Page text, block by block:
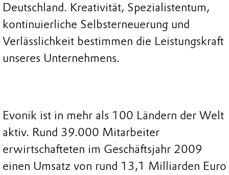
Deutschland. Kreativität, Spezialistentum,
kontinuierliche Selbsterneuerung und
Verlässlichkeit bestimmen die Leistungskraft
unseres Unternehmens.
Evonik ist in mehr als 100 Ländern der Welt
aktiv. Rund 39.000 Mitarbeiter
erwirtschafteten im Geschäftsjahr 2009
einen Umsatz von rund 13,1 Milliarden Euro